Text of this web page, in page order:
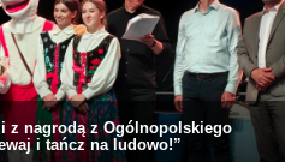
z nagrodą z Ogólnopolskiego
i tańcz na ludowo!”